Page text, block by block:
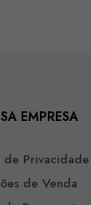
EMPRESA
de Privacidade
de Venda